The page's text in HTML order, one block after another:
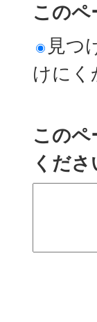
この
見つ
けにく
この
くださ